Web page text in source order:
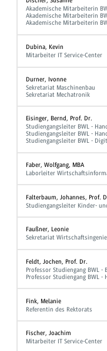
Akademische Mitarbeiterin
Akademische Mitarbeiterin
Akademische Mitarbeiterin
Dubina, Kevin
Mitarbeiter IT Service-Center
Durner, Ivonne
Sekretariat Maschinenbau
Sekretariat Mechatronik
Eisinger, Bernd, Prof. Dr.
Studiengangsleiter BWL -
Studiengangsleiter BWL -
Studiengangsleiter BWL -
Faber, Wolfgang, MBA
Laborleiter
Falterbaum, Johannes, Prof.
Studiengangsleiter Kinder-
Faußner, Leonie
Sekretariat
Feldt, Jochen, Prof. Dr.
Professor Studiengang BWL -
Professor Studiengang BWL -
Fink, Melanie
Referentin des Rektorats
Fischer, Joachim
Mitarbeiter IT Service-Center